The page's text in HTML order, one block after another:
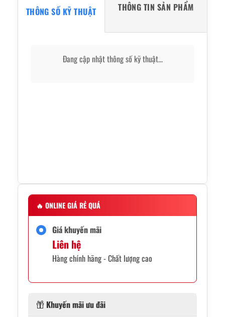
THÔNG SỐ KỸ THUẬT THÔNG TIN SẢN PHẨM
Đang cập nhật thông số kỹ thuật...
🔥 ONLINE GIÁ RẺ QUÁ
Giá khuyến mãi
Liên hệ
Hàng chính hãng - Chất lượng cao
Khuyến mãi ưu đãi